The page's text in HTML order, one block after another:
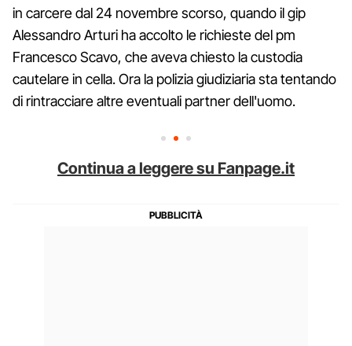
in carcere dal 24 novembre scorso, quando il gip
Alessandro Arturi ha accolto le richieste del pm
Francesco Scavo, che aveva chiesto la custodia
cautelare in cella. Ora la polizia giudiziaria sta tentando
di rintracciare altre eventuali partner dell'uomo.
Continua a leggere su Fanpage.it